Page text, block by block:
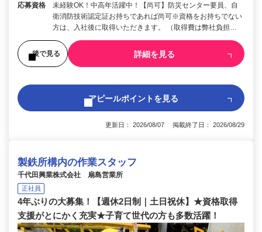
応募資格
未経験OK！中高年活躍中！【尚可】防災センター要員、自
衛消防技術認定証お持ちであれば尚可※資格をお持ちでない
方は、入社後に取得いただきます。 （取得費は弊社負担…
後で見る 詳細を見る
アピールポイントを見る
更新日： 2026/08/07 掲載終了日： 2026/08/29
製鉄所構内の作業スタッフ
千代田興業株式会社 扇島営業所
正社員
4年ぶりの大募集！【週休2日制｜土日祝休】★資格取得
支援がとにかく充実★子育て世代の方も多数活躍！